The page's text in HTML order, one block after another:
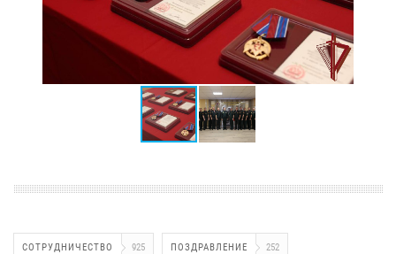
СОТРУДНИЧЕСТВО 925 ПОЗДРАВЛЕНИЕ 252